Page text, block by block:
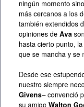
ningún momento
más cercanos a los
también extendidos
opiniones de Ava
hasta cierto punto,
que se mancha y se
Desde ese
nuestro siempre
Givens– convenció
su amigo Walton